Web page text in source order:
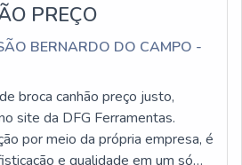
PREÇO
BERNARDO DO CAMPO -
broca canhão preço justo,
site da DFG Ferramentas.
por meio da própria empresa, é
e qualidade em um só